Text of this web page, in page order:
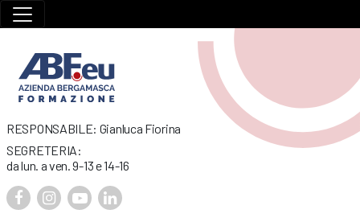
RESPONSABILE: Gianluca Fiorina
SEGRETERIA:
da lun. a ven. 9-13 e 14-16